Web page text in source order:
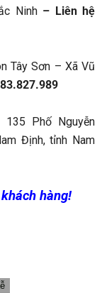
Ninh– Liên hệ
Tây Sơn – Xã Vũ
135 Phố Nguyễn
Định, tỉnh Nam
hàng!